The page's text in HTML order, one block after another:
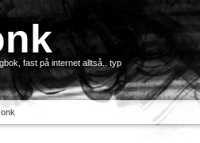
fast på internet alltså.. typ